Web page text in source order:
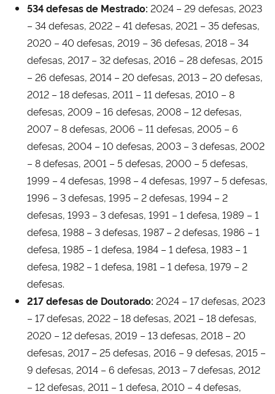
534 defesas de Mestrado: 2024 – 29 defesas, 2023
– 34 defesas, 2022 – 41 defesas, 2021 – 35 defesas,
2020 – 40 defesas, 2019 – 36 defesas, 2018 – 34
defesas, 2017 – 32 defesas, 2016 – 28 defesas, 2015
– 26 defesas, 2014 – 20 defesas, 2013 – 20 defesas,
2012 – 18 defesas, 2011 – 11 defesas, 2010 – 8
defesas, 2009 – 16 defesas, 2008 – 12 defesas,
2007 – 8 defesas, 2006 – 11 defesas, 2005 – 6
defesas, 2004 – 10 defesas, 2003 – 3 defesas, 2002
– 8 defesas, 2001 – 5 defesas, 2000 – 5 defesas,
1999 – 4 defesas, 1998 – 4 defesas, 1997 – 5 defesas,
1996 – 3 defesas, 1995 – 2 defesas, 1994 – 2
defesas, 1993 – 3 defesas, 1991 – 1 defesa, 1989 – 1
defesa, 1988 – 3 defesas, 1987 – 2 defesas, 1986 – 1
defesa, 1985 – 1 defesa, 1984 – 1 defesa, 1983 – 1
defesa, 1982 – 1 defesa, 1981 – 1 defesa, 1979 – 2
defesas.
217 defesas de Doutorado: 2024 – 17 defesas, 2023
– 17 defesas, 2022 – 18 defesas, 2021 – 18 defesas,
2020 – 12 defesas, 2019 – 13 defesas, 2018 – 20
defesas, 2017 – 25 defesas, 2016 – 9 defesas, 2015 –
9 defesas, 2014 – 6 defesas, 2013 – 7 defesas, 2012
– 12 defesas, 2011 – 1 defesa, 2010 – 4 defesas,